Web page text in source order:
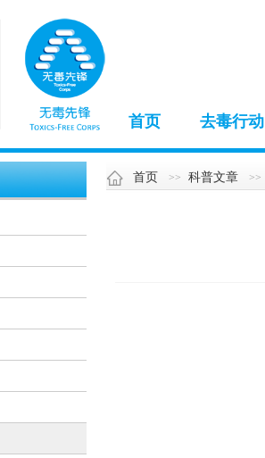
首页 去毒行动
首页 科普文章